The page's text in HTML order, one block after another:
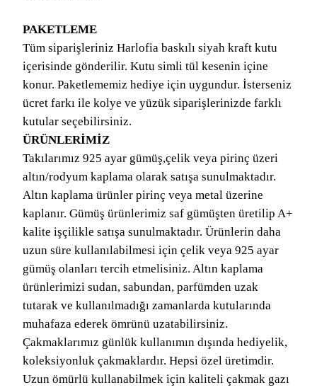
PAKETLEME
Tüm siparişleriniz Harlofia baskılı siyah kraft kutu
içerisinde gönderilir. Kutu simli tül kesenin içine
konur. Paketlememiz hediye için uygundur. İsterseniz
ücret farkı ile kolye ve yüzük siparişlerinizde farklı
kutular seçebilirsiniz.
ÜRÜNLERİMİZ
Takılarımız 925 ayar gümüş,çelik veya pirinç üzeri
altın/rodyum kaplama olarak satışa sunulmaktadır.
Altın kaplama ürünler pirinç veya metal üzerine
kaplanır. Gümüş ürünlerimiz saf gümüşten üretilip A+
kalite işçilikle satışa sunulmaktadır. Ürünlerin daha
uzun süre kullanılabilmesi için çelik veya 925 ayar
gümüş olanları tercih etmelisiniz. Altın kaplama
ürünlerimizi sudan, sabundan, parfümden uzak
tutarak ve kullanılmadığı zamanlarda kutularında
muhafaza ederek ömrünü uzatabilirsiniz.
Çakmaklarımız günlük kullanımın dışında hediyelik,
koleksiyonluk çakmaklardır. Hepsi özel üretimdir.
Uzun ömürlü kullanabilmek için kaliteli çakmak gazı